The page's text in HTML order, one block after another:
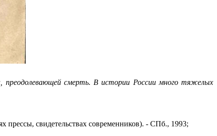
преодолевающей смерть. В истории России много тяжелых
свидетельствах современников). - СПб., 1993;